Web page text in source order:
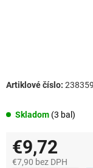
Skladom (3 bal)
€9,72
€7,90 bez DPH